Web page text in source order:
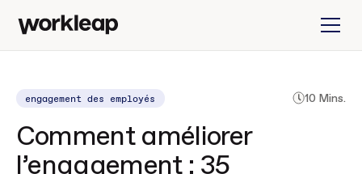
engagement des employés 10 Mins.
Comment améliorer
l’engagement : 35